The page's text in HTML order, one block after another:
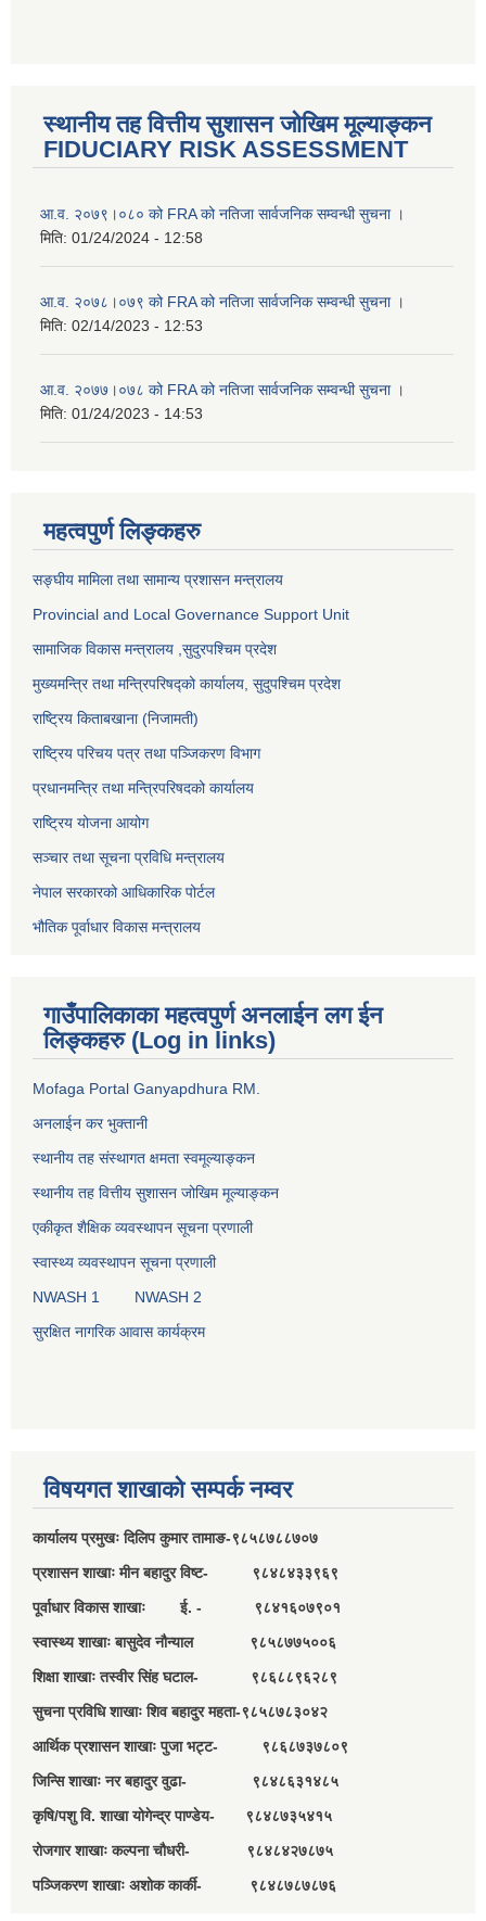
स्थानीय तह वित्तीय सुशासन जोखिम मूल्याङ्कन
FIDUCIARY RISK ASSESSMENT
आ.व. २०७९।०८० को FRA को नतिजा सार्वजनिक सम्वन्धी सुचना ।
मिति: 01/24/2024 - 12:58
आ.व. २०७८।०७९ को FRA को नतिजा सार्वजनिक सम्वन्धी सुचना ।
मिति: 02/14/2023 - 12:53
आ.व. २०७७।०७८ को FRA को नतिजा सार्वजनिक सम्वन्धी सुचना ।
मिति: 01/24/2023 - 14:53
महत्वपुर्ण लिङ्कहरु
सङ्‍घीय मामिला तथा सामान्य प्रशासन मन्त्रालय
Provincial and Local Governance Support Unit
सामाजिक विकास मन्त्रालय ,सुदुरपश्चिम प्रदेश
मुख्यमन्त्रि तथा मन्त्रिपरिषद्को कार्यालय, सुदुपश्चिम प्रदेश
राष्ट्रिय किताबखाना (निजामती)
राष्ट्रिय परिचय पत्र तथा पञ्जिकरण विभाग
प्रधानमन्त्रि तथा मन्त्रिपरिषदको कार्यालय
राष्ट्रिय योजना आयोग
सञ्‍चार तथा सूचना प्रविधि मन्त्रालय
नेपाल सरकारको आधिकारिक पोर्टल
भौतिक पूर्वाधार विकास मन्त्रालय
गाउँपालिकाका महत्वपुर्ण अनलाईन लग ईन
लिङ्कहरु (Log in links)
Mofaga Portal Ganyapdhura RM.
अनलाईन कर भुक्तानी
स्थानीय तह संस्थागत क्षमता स्वमूल्याङ्कन
स्थानीय तह वित्तीय सुशासन जोखिम मूल्याङ्कन
एकीकृत शैक्षिक व्यवस्थापन सूचना प्रणाली
स्वास्थ्य व्यवस्थापन सूचना प्रणाली
NWASH 1
NWASH 2
सुरक्षित नागरिक आवास कार्यक्रम
विषयगत शाखाको सम्पर्क नम्वर
कार्यालय प्रमुखः दिलिप कुमार तामाङ-९८५८७८८७०७
प्रशासन शाखाः मीन बहादुर विष्ट- ९८४८४३३९६९
पूर्वाधार विकास शाखाः ई. - ९८४१६०७९०१
स्वास्थ्य शाखाः बासुदेव नौन्याल ९८५८७७५००६
शिक्षा शाखाः तस्वीर सिंह घटाल- ९८६८८९६२८९
सुचना प्रविधि शाखाः शिव बहादुर महता-९८५८७८३०४२
आर्थिक प्रशासन शाखाः पुजा भट्ट- ९८६८७३७८०९
जिन्सि शाखाः नर बहादुर वुढा- ९८४८६३१४८५
कृषि/पशु वि. शाखा योगेन्द्र पाण्डेय- ९८४८७३५४१५
रोजगार शाखाः कल्पना चौधरी- ९८४८४२७८७५
पञ्जिकरण शाखाः अशोक कार्की- ९८४८७८७८७६